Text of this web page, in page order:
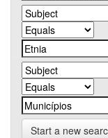
Start a new